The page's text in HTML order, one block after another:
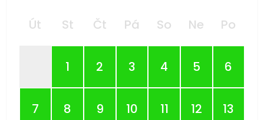
Út St Čt Pá So Ne Po
1 2 3 4 5 6
7 8 9 10 11 12 13